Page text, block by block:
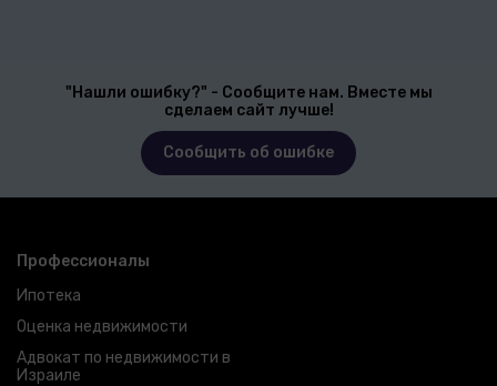
"Нашли ошибку?" - Сообщите нам. Вместе мы
сделаем сайт лучше!
Сообщить об ошибке
Профессионалы
Ипотека
Оценка недвижимости
Адвокат по недвижимости в
Израиле